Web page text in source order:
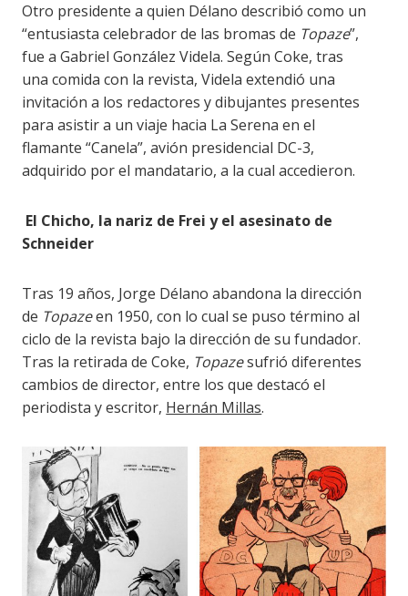
Otro presidente a quien Délano describió como un
“entusiasta celebrador de las bromas de Topaze”,
fue a Gabriel González Videla. SegúnCoke, tras
una comida con la revista,Videlaextendió una
invitación a los redactores y dibujantes presentes
para asistir a un viaje hacia La Serena en el
flamante “Canela”, avión presidencial DC-3,
adquirido por el mandatario, a la cual accedieron.
El Chicho, la nariz de Frei y el asesinato de
Schneider
Tras 19 años, Jorge Délano abandona la dirección
de Topazeen 1950, con lo cual se puso término al
ciclo de la revista bajo la dirección de su fundador.
Tras la retirada de Coke, Topazesufrió diferentes
cambios de director, entre los que destacó el
periodista y escritor, Hernán Millas.